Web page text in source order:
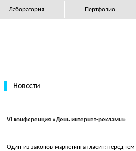
Лаборатория Портфолио
Новости
VI конференция «День интернет-рекламы»
Один из законов маркетинга гласит: перед